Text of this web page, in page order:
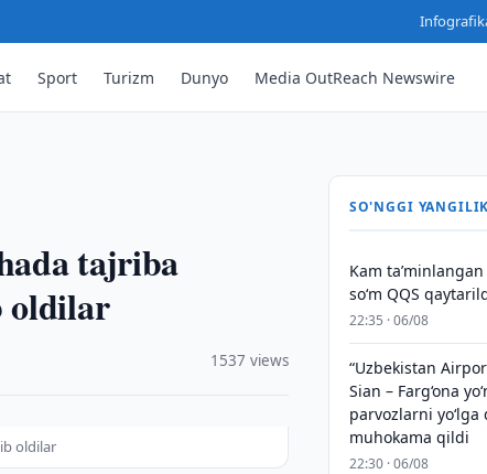
Sport Turizm Dunyo Media OutReach Newswire
tajriba
oldilar
1537 views
oldilar
SO'NGGI
Kam
so‘m QQS
22:35 · 06/08
“Uzbekistan
Sian – Farg‘ona
parvozlarni yo‘lga
muhokama qildi
22:30 · 06/08